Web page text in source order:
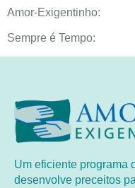
Amor-Exigentinho:
Sempre é Tempo:
Um eficiente programa
desenvolve preceitos